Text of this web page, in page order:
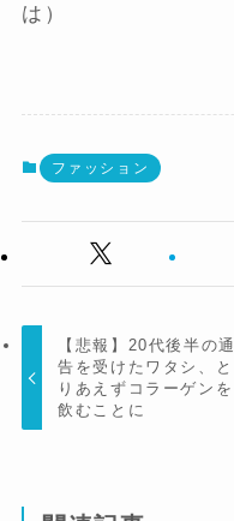
は）
ファッション
【悲報】20代後半の通
告を受けたワタシ、と
りあえずコラーゲンを
飲むことに